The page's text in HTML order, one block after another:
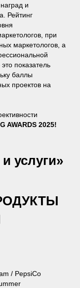
и
Рейтинг
при
маркетологов, а
показатель
баллы
проектов на
AWARDS 2025!
услуги»
/ PepsiCo